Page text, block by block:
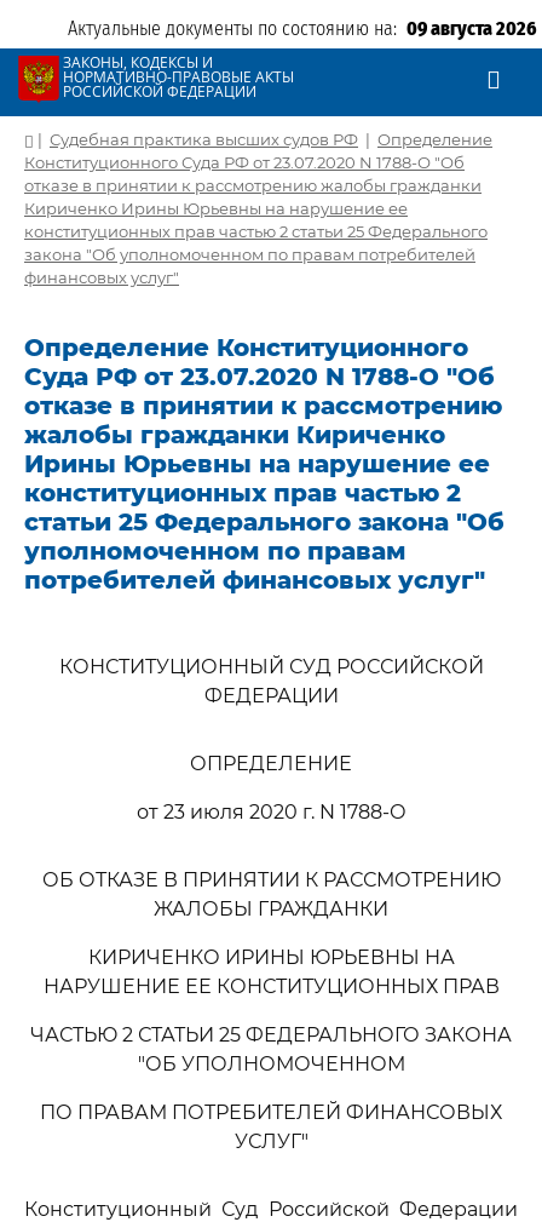
Актуальные документы по состоянию на: 09 августа 2026
ЗАКОНЫ, КОДЕКСЫ И
НОРМАТИВНО-ПРАВОВЫЕ АКТЫ
РОССИЙСКОЙ ФЕДЕРАЦИИ
| Судебная практика высших судов РФ | Определение
Конституционного Суда РФ от 23.07.2020 N 1788-О "Об
отказе в принятии к рассмотрению жалобы гражданки
Кириченко Ирины Юрьевны на нарушение ее
конституционных прав частью 2 статьи 25 Федерального
закона "Об уполномоченном по правам потребителей
финансовых услуг"
Определение Конституционного
Суда РФ от 23.07.2020 N 1788-О "Об
отказе в принятии к рассмотрению
жалобы гражданки Кириченко
Ирины Юрьевны на нарушение ее
конституционных прав частью 2
статьи 25 Федерального закона "Об
уполномоченном по правам
потребителей финансовых услуг"
КОНСТИТУЦИОННЫЙ СУД РОССИЙСКОЙ
ФЕДЕРАЦИИ
ОПРЕДЕЛЕНИЕ
от 23 июля 2020 г. N 1788-О
ОБ ОТКАЗЕ В ПРИНЯТИИ К РАССМОТРЕНИЮ
ЖАЛОБЫ ГРАЖДАНКИ
КИРИЧЕНКО ИРИНЫ ЮРЬЕВНЫ НА
НАРУШЕНИЕ ЕЕ КОНСТИТУЦИОННЫХ ПРАВ
ЧАСТЬЮ 2 СТАТЬИ 25 ФЕДЕРАЛЬНОГО ЗАКОНА
"ОБ УПОЛНОМОЧЕННОМ
ПО ПРАВАМ ПОТРЕБИТЕЛЕЙ ФИНАНСОВЫХ
УСЛУГ"
Конституционный Суд Российской Федерации